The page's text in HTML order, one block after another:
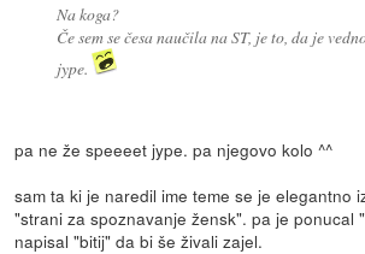
Na koga?
Če sem se česa naučila na ST, je to, da je
jype.
pa ne že speeeet jype. pa njegovo kolo ^^
sam ta ki je naredil ime teme se je elegantno
"strani za spoznavanje žensk". pa je ponucal
napisal "bitij" da bi še živali zajel.